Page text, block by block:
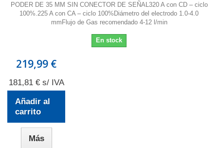
PODER DE 35 MM SIN CONECTOR DE SEÑAL320 A con CD – ciclo
100%.225 A con CA – ciclo 100%Diámetro del electrodo 1.0-4.0
mmFlujo de Gas recomendado 4-12 l/min
En stock
219,99 €
181,81 € s/ IVA
Añadir al
carrito
Más